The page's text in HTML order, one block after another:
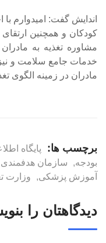
اندایش گفت: امیدوارم
کودکان و همچنین
مشاوره تغذیه به
خدمات جامع سلامت و
مادران در زمینه الگوی
برچسب ها: پایگاه
بودجه, سازمان هدفمندی
آموزش پزشکی, وزارت
دیدگاهتان را